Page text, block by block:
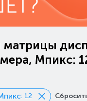
Мпикс:
: 12